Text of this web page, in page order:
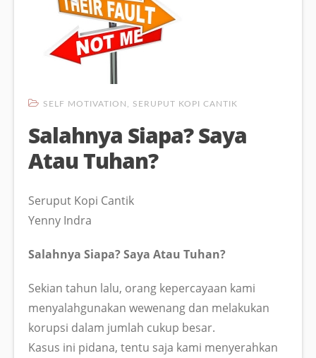
SELF MOTIVATION SERUPUT KOPI CANTIK
Salahnya Siapa? Saya
Atau Tuhan?
Seruput Kopi Cantik
Yenny Indra
Salahnya Siapa? Saya Atau Tuhan?
Sekian tahun lalu, orang kepercayaan kami
menyalahgunakan wewenang dan melakukan
korupsi dalam jumlah cukup besar.
Kasus ini pidana, tentu saja kami menyerahkan